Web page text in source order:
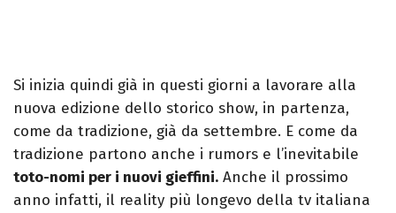
Si inizia quindi già in questi giorni a lavorare alla
nuova edizione dello storico show, in partenza,
come da tradizione, già da settembre. E come da
tradizione partono anche i rumors e l’inevitabile
toto-nomi per i nuovi gieffini. Anche il prossimo
anno infatti, il reality più longevo della tv italiana